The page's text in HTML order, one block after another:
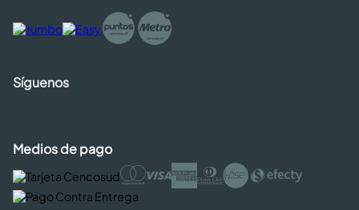
Síguenos
Medios de pago